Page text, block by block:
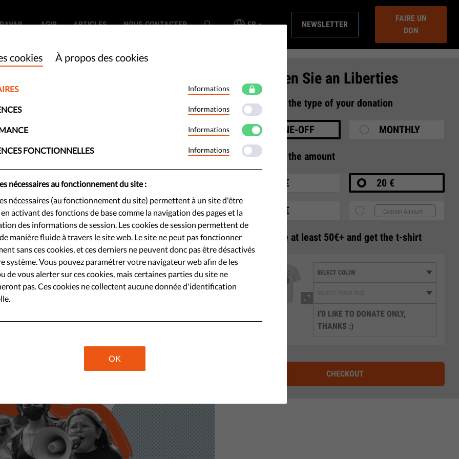
AGIR ARTICLES NOUS CONTACTER FR NEWSLETTER
FAIRE UN
DON
la liberté de
est son état
composante essentielle de
aux citoyen.ne.s la
et d'exprimer leurs
dernières années, elle a fait
Spenden Sie an Liberties
1 Select the type of your donation
ONE-OFF MONTHLY
2 Select the amount
10 € 20 €
35 €
Donate at least 50€+ and get the t-shirt
I'D LIKE TO DONATE ONLY,
THANKS :)
CHECKOUT
cookies À propos des cookies
Informations
Informations
Informations
FONCTIONNELLES Informations
nécessaires au fonctionnement du site :
nécessaires (au fonctionnement du site) permettent à un site d'être
activant des fonctions de base comme la navigation des pages et la
des informations de session. Les cookies de session permettent de
manière fluide à travers le site web. Le site ne peut pas fonctionner
sans ces cookies, et ces derniers ne peuvent donc pas être désactivés
système. Vous pouvez paramétrer votre navigateur web afin de les
de vous alerter sur ces cookies, mais certaines parties du site ne
pas. Ces cookies ne collectent aucune donnée d'identification
OK